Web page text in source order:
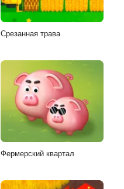
Срезанная трава
Фермерский квартал